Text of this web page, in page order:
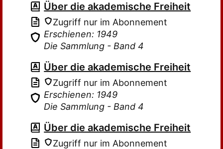
Über die akademische Freiheit
Zugriff nur im Abonnement
Erschienen: 1949
Die Sammlung - Band 4
Über die akademische Freiheit
Zugriff nur im Abonnement
Erschienen: 1949
Die Sammlung - Band 4
Über die akademische Freiheit
Zugriff nur im Abonnement